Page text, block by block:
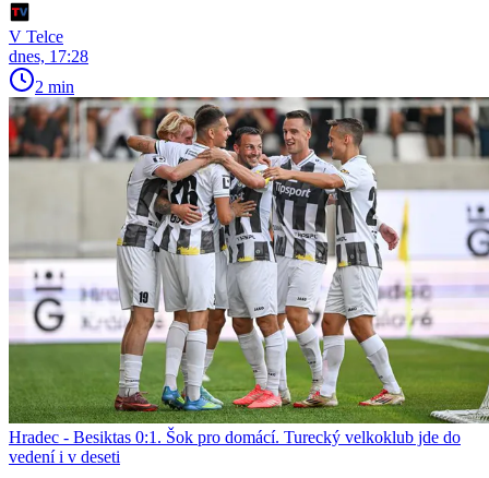
V Telce
dnes, 17:28
2 min
Hradec - Besiktas 0:1. Šok pro domácí. Turecký velkoklub jde do
vedení i v deseti